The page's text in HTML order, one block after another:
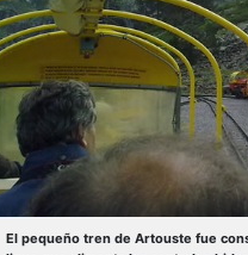
El pequeño tren de Artouste fue